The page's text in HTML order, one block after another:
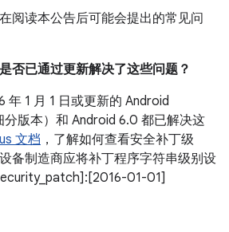
阅读本公告后可能会提出的常见问
否已通过更新解决了这些问题？
年 1 月 1 日或更新的 Android
分版本）和 Android 6.0 都已解决这
文档 ，了解如何查看安全补丁级
备制造商应将补丁程序字符串级别设
01-01]